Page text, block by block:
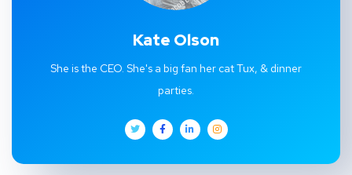
Kate Olson
She is the CEO. She's a big fan her cat Tux, & dinner
parties.